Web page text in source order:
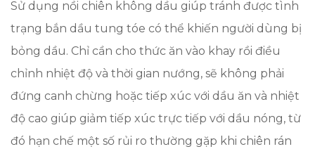
Sử dụng nồi chiên không dầu giúp tránh được tình
trạng bắn dầu tung tóe có thể khiến người dùng bị
bỏng dầu. Chỉ cần cho thức ăn vào khay rồi điều
chỉnh nhiệt độ và thời gian nướng, sẽ không phải
đứng canh chừng hoặc tiếp xúc với dầu ăn và nhiệt
độ cao giúp giảm tiếp xúc trực tiếp với dầu nóng, từ
đó hạn chế một số rủi ro thường gặp khi chiên rán